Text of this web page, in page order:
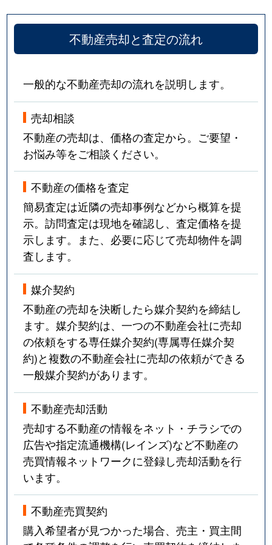
不動産売却と査定の流れ
一般的な不動産売却の流れを説明します。
売却相談
不動産の売却は、価格の査定から。ご要望・
お悩み等をご相談ください。
不動産の価格を査定
簡易査定は近隣の売却事例などから概算を提
示。訪問査定は現地を確認し、査定価格を提
示します。また、必要に応じて売却物件を調
査します。
媒介契約
不動産の売却を決断したら媒介契約を締結し
ます。媒介契約は、一つの不動産会社に売却
の依頼をする専任媒介契約(専属専任媒介契
約)と複数の不動産会社に売却の依頼ができる
一般媒介契約があります。
不動産売却活動
売却する不動産の情報をネット・チラシでの
広告や指定流通機構(レインズ)など不動産の
売買情報ネットワークに登録し売却活動を行
います。
不動産売買契約
購入希望者が見つかった場合、売主・買主間